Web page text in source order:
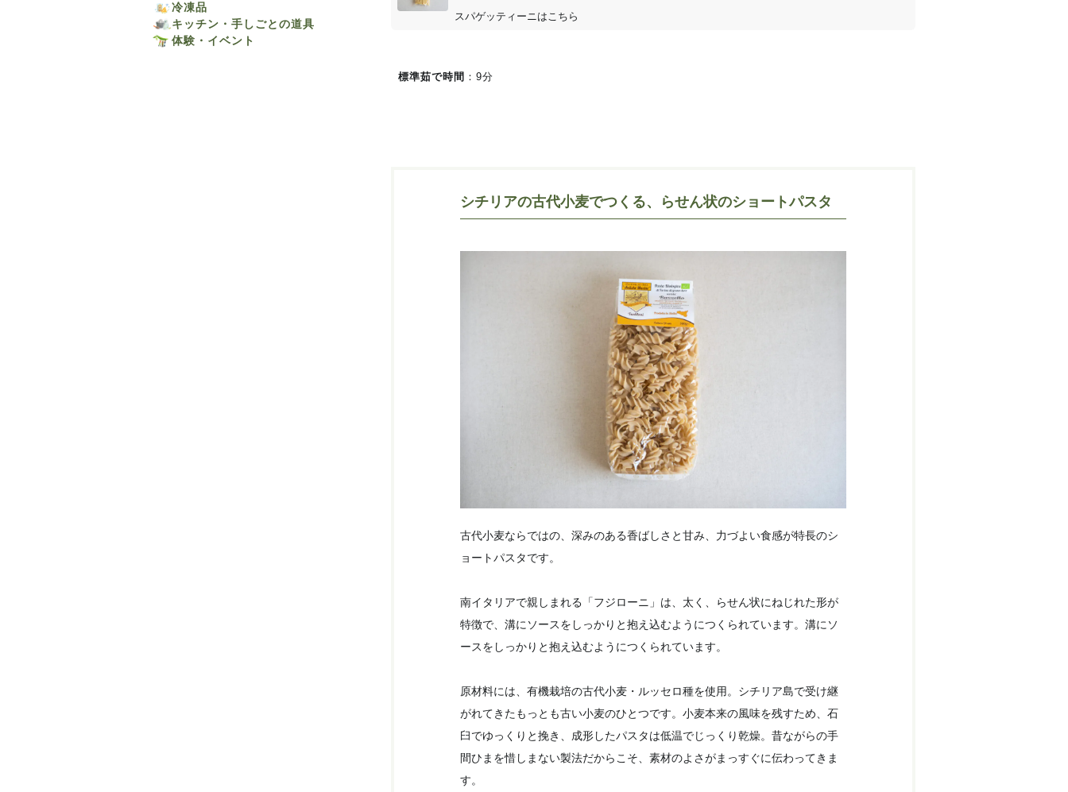
スパゲッティーニはこちら
標準茹で時間 ：9分
シチリアの古代小麦でつくる、らせん状のショートパスタ
古代小麦ならではの、深みのある香ばしさと甘み、力づよい食感が特長のシ
ョートパスタです。
南イタリアで親しまれる「フジローニ」は、太く、らせん状にねじれた形が
特徴で、溝にソースをしっかりと抱え込むようにつくられています。溝にソ
ースをしっかりと抱え込むようにつくられています。
原材料には、有機栽培の古代小麦・ルッセロ種を使用。シチリア島で受け継
がれてきたもっとも古い小麦のひとつです。小麦本来の風味を残すため、石
臼でゆっくりと挽き、成形したパスタは低温でじっくり乾燥。昔ながらの手
間ひまを惜しまない製法だからこそ、素材のよさがまっすぐに伝わってきま
す。
冷凍品
キッチン・手しごとの道具
体験・イベント